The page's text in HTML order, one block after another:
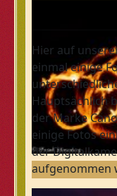
Hier auf
einmal einige
Hauptsächlich
der Marke
einige Fotos
der
aufgenommen